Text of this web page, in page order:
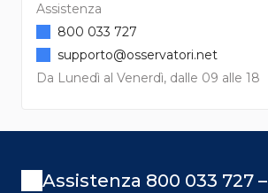
Assistenza
Da Lunedì al Venerdì, dalle 09 alle 18
800 033 727
supporto@osservatori.net
Assistenza 800 033 727 –